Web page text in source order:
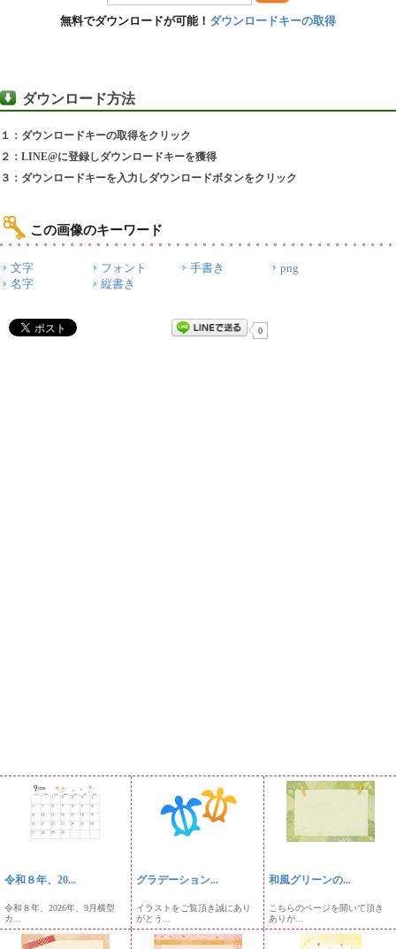
無料でダウンロードが可能！ ダウンロードキーの取得
ダウンロード方法
１：ダウンロードキーの取得をクリック
２：LINE@に登録しダウンロードキーを獲得
３：ダウンロードキーを入力しダウンロードボタンをクリック
この画像のキーワード
文字 フォント 手書き
png
名字
縦書き
0
令和８年、20...
令和８年、2026年、9月横型
カ...
グラデーション...
イラストをご覧頂き誠にあり
がとう...
和風グリーンの...
こちらのページを開いて頂き
ありが...